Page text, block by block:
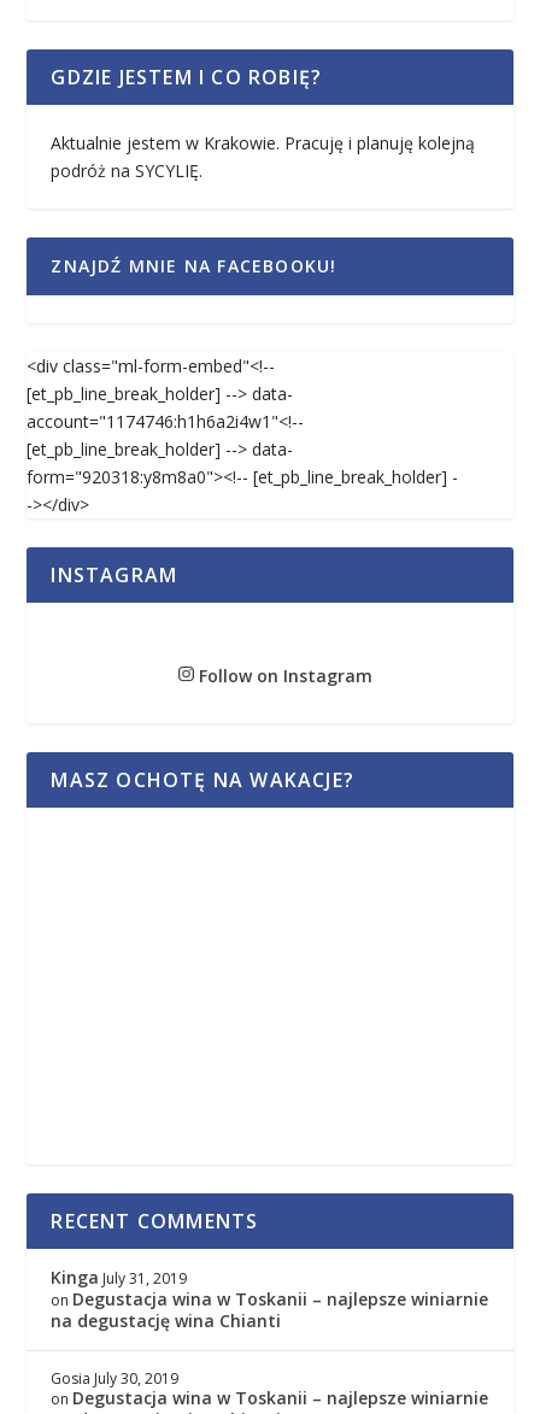
GDZIE JESTEM I CO ROBIĘ?
Aktualnie jestem w Krakowie. Pracuję i planuję kolejną
podróż na SYCYLIĘ.
ZNAJDŹ MNIE NA FACEBOOKU!
<div class="ml-form-embed"<!--
[et_pb_line_break_holder] --> data-
account="1174746:h1h6a2i4w1"<!--
[et_pb_line_break_holder] --> data-
form="920318:y8m8a0"><!-- [et_pb_line_break_holder] -
-></div>
INSTAGRAM
Follow on Instagram
MASZ OCHOTĘ NA WAKACJE?
RECENT COMMENTS
Kinga July 31, 2019
on Degustacja wina w Toskanii – najlepsze winiarnie
na degustację wina Chianti
Gosia July 30, 2019
on Degustacja wina w Toskanii – najlepsze winiarnie